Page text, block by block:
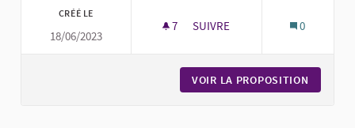
CRÉÉ LE
18/06/2023
7 7 ABONNÉS
SUIVRE 0
VOIR LA PROPOSITION